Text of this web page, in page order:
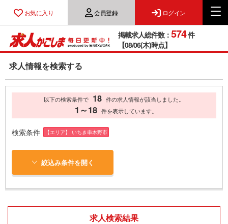
お気に入り 会員登録 ログイン
掲載求人総件数： 574件
【08/06(木)時点】
求人情報を検索する
以下の検索条件で 18 件の求人情報が該当しました。
1～18 件を表示しています。
検索条件 【エリア】 いちき串木野市
絞込み条件を開く
求人検索結果